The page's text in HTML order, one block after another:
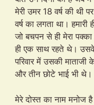
मेरी उमर 18 वर्ष की थी
वर्ष का लगता था।
जो बचपन से ही मेरा
ही एक साथ रहते थे।
परिवार में उसकी
और तीन छोटे भाई भी थे।
मेरे दोस्त का नाम मनोज